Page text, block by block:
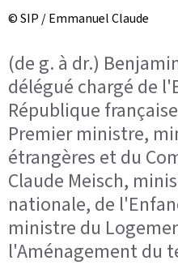
© SIP / Emmanuel Claude
(de g. à dr.)
délégué chargé de
République
Premier ministre,
étrangères et du
Claude Meisch,
nationale, de
ministre du
l'Aménagement du